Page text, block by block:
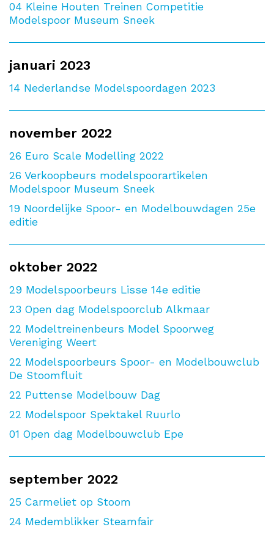
04 Kleine Houten Treinen Competitie
Modelspoor Museum Sneek
januari 2023
14 Nederlandse Modelspoordagen 2023
november 2022
26 Euro Scale Modelling 2022
26 Verkoopbeurs modelspoorartikelen
Modelspoor Museum Sneek
19 Noordelijke Spoor- en Modelbouwdagen 25e
editie
oktober 2022
29 Modelspoorbeurs Lisse 14e editie
23 Open dag Modelspoorclub Alkmaar
22 Modeltreinenbeurs Model Spoorweg
Vereniging Weert
22 Modelspoorbeurs Spoor- en Modelbouwclub
De Stoomfluit
22 Puttense Modelbouw Dag
22 Modelspoor Spektakel Ruurlo
01 Open dag Modelbouwclub Epe
september 2022
25 Carmeliet op Stoom
24 Medemblikker Steamfair